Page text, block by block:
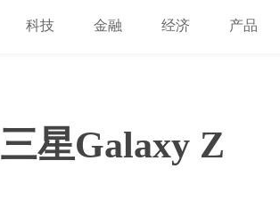
科技 金融 经济 产品
星Galaxy Z